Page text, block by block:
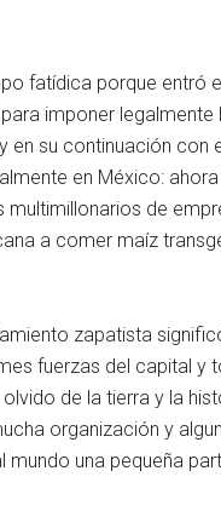
fatídica porque entró
imponer
su continuación con
en México:
multimillonarios de
a comer maíz
zapatista
fuerzas del capital y
de la tierra y la
organización y
una pequeña